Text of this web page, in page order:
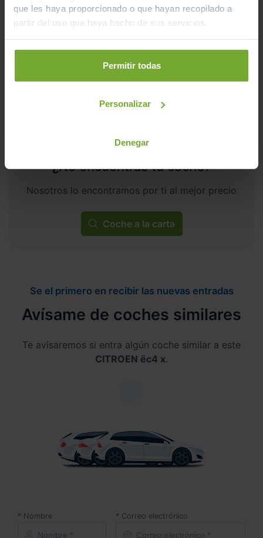
que les haya proporcionado o que hayan recopilado a
partir del uso que haya hecho de sus servicios.
Permitir todas
Personalizar
Denegar
17.578 km
2024
Manual
Gasolina
274 €/mes
¿No encuentras tu coche?
Nosotros lo encontramos por ti al mejor precio
Coche a la carta
Se el primero en recibir las nuevas entradas
Avísame de coches similares
Te avisaremos si entra algún coche similar a este
CITROEN ëc4 x.
Nombre Correo electrónico